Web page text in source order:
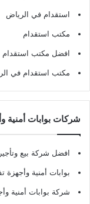
استقدام في الرياض
مكتب استقدام
افضل مكتب استقدام
مكتب استقدام في
شركات بوابات أمنية
افضل شركة بيع
بوابات أمنية وأجهزة
شركة بوابات أمنية